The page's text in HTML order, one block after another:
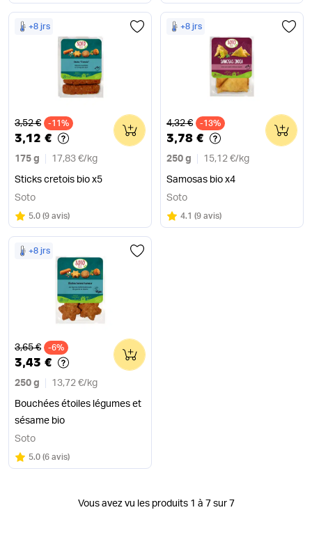
+8 jrs
Ancien prix
3,52 € -11%
3,12 €
175 g 17,83 €/ kg
Sticks cretois bio x5
0
Soto
Note
5.0 sur 5
(9 avis)
+8 jrs
Ancien prix
4,32 € -13%
3,78 €
250 g 15,12 €/ kg
Samosas bio x4
0
Soto
Note
4.1 sur 5
(9 avis)
+8 jrs
Ancien prix
3,65 € -6%
3,43 €
250 g 13,72 €/ kg
Bouchées étoiles légumes et
sésame bio
0
Soto
Note
5.0 sur 5
(6 avis)
Vous avez vu les produits 1 à 7 sur 7